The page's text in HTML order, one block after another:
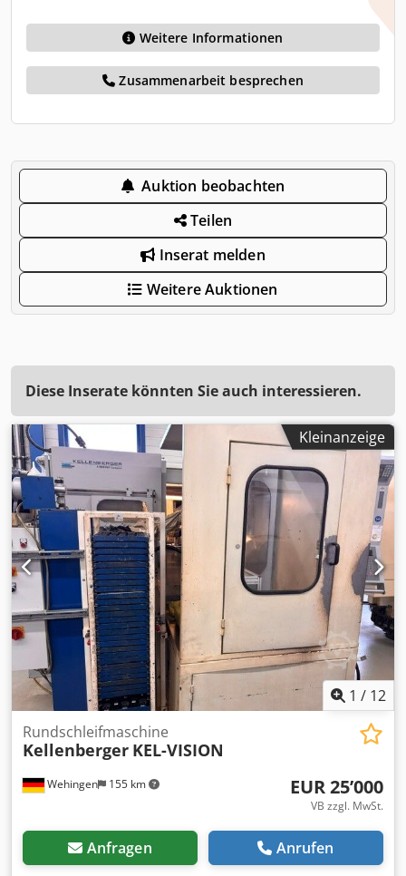
Weitere Informationen
Zusammenarbeit besprechen
Auktion beobachten
Teilen
Inserat melden
Weitere Auktionen
Diese Inserate könnten Sie auch interessieren.
Kleinanzeige
1 / 12
Wehingen 155 km
Rundschleifmaschine
Kellenberger KEL-VISION
EUR 25’000
VB zzgl. MwSt.
Anfragen Anrufen